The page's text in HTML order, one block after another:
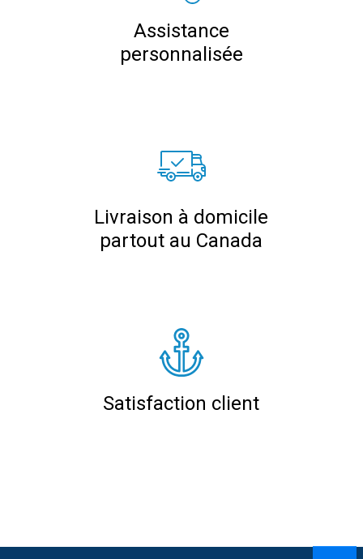
Assistance
personnalisée
Livraison à domicile
partout au Canada
Satisfaction client